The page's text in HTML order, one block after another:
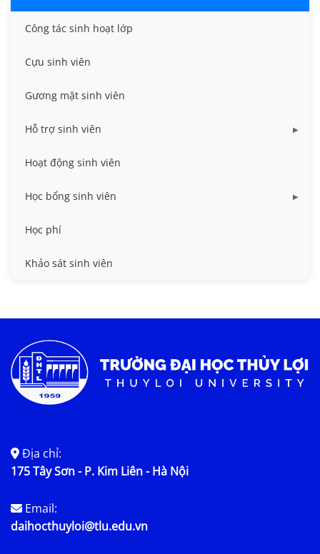
Công tác sinh hoạt lớp
Cựu sinh viên
Gương mặt sinh viên
Hỗ trợ sinh viên
Miễn giảm học phí
Nhà ở
Hoạt động sinh viên
Học bổng sinh viên
HB khuyến khích học tập
HB Lê Văn Kiểm và gia đình
Học phí
Khảo sát sinh viên
Địa chỉ:
175 Tây Sơn - P. Kim Liên - Hà Nội
Email:
daihocthuyloi@tlu.edu.vn